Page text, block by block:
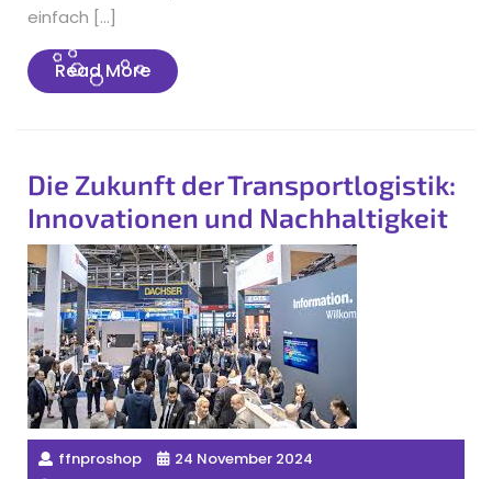
einfach […]
Read MoreRead
More
Die Zukunft der Transportlogistik:
Innovationen und Nachhaltigkeit
ffnproshop
24 November 2024